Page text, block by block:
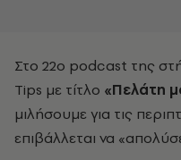
Στο 22ο podcast της
Tips με τίτλο «Πελάτη
μιλήσουμε για τις
επιβάλλεται να